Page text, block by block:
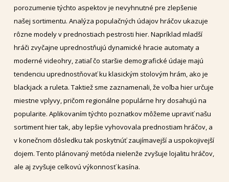
porozumenie týchto aspektov je nevyhnutné pre zlepšenie
našej sortimentu. Analýza populačných údajov hráčov ukazuje
rôzne modely v prednostiach pestrosti hier. Napríklad mladší
hráči zvyčajne uprednostňujú dynamické hracie automaty a
moderné videohry, zatiaľ čo staršie demografické údaje majú
tendenciu uprednostňovať ku klasickým stolovým hrám, ako je
blackjack a ruleta. Taktiež sme zaznamenali, že voľba hier určuje
miestne vplyvy, pričom regionálne populárne hry dosahujú na
popularite. Aplikovaním týchto poznatkov môžeme upraviť našu
sortiment hier tak, aby lepšie vyhovovala prednostiam hráčov, a
v konečnom dôsledku tak poskytnúť zaujímavejší a uspokojivejší
dojem. Tento plánovaný metóda nielenže zvyšuje lojalitu hráčov,
ale aj zvyšuje celkovú výkonnosť kasína.